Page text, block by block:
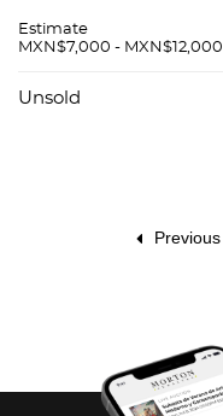
Estimate
MXN$7,000 - MXN$12,000
Unsold
Previous